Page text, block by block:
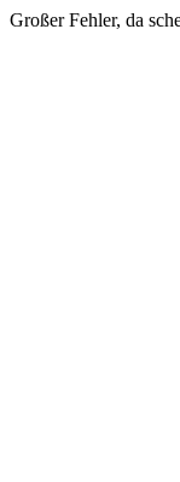
Großer Fehler, da